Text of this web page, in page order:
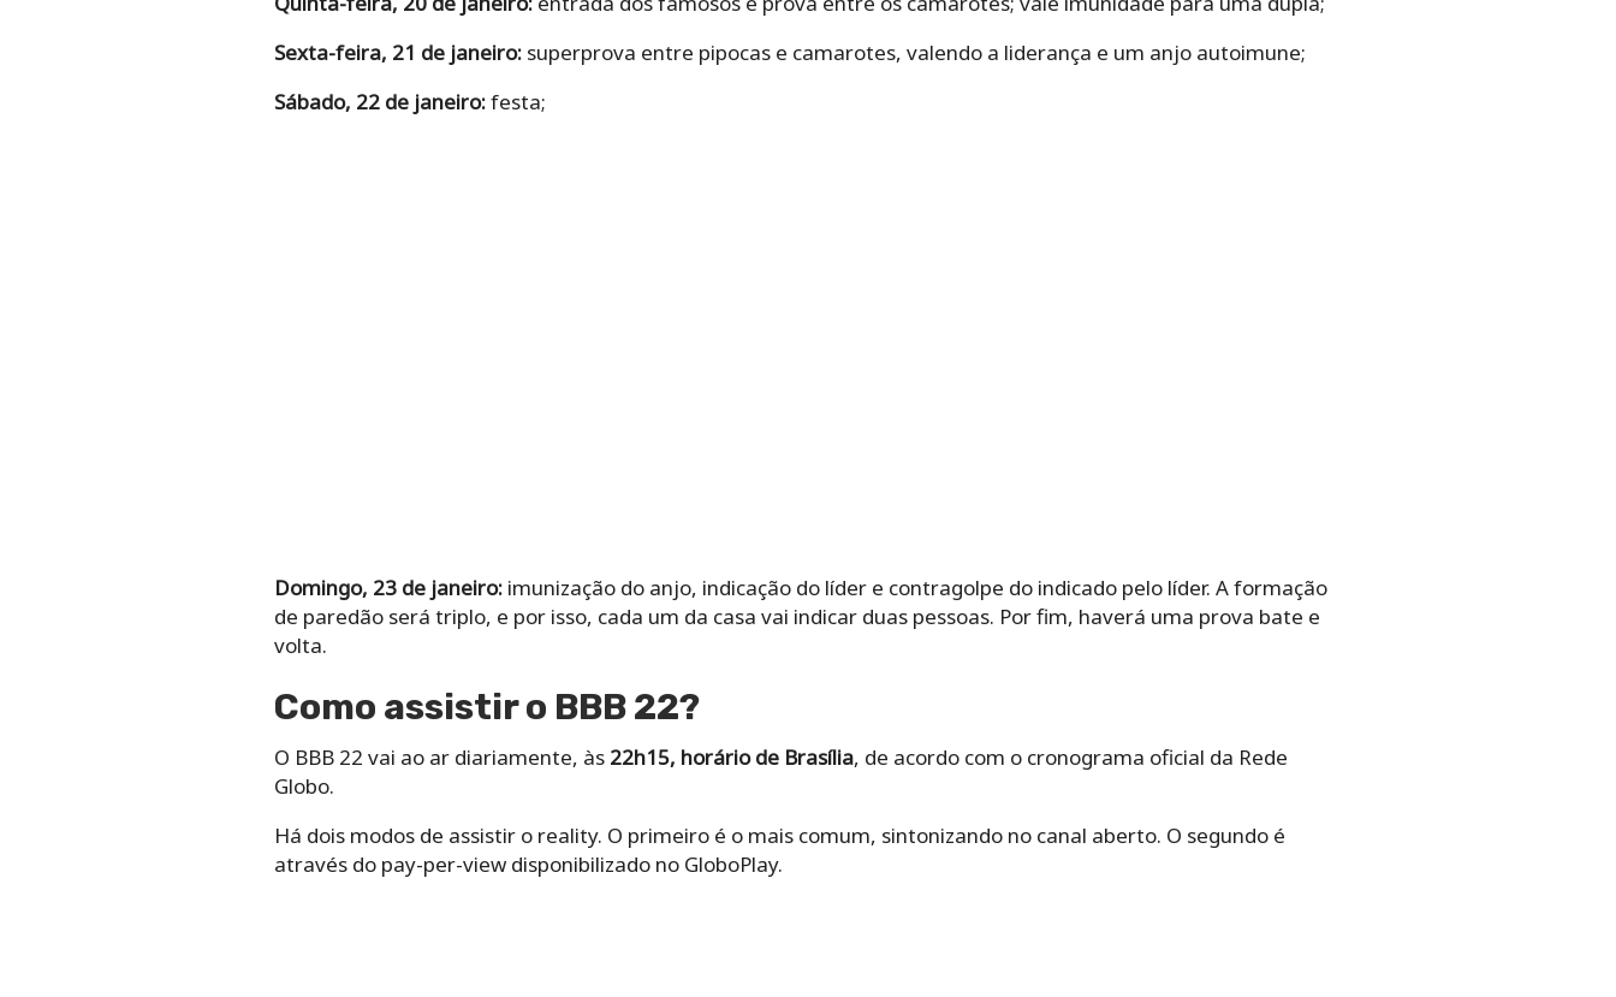
Sexta-feira, 21 de janeiro:superprova entre pipocas e camarotes, valendo a liderança e um anjo autoimune;
Sábado, 22 de janeiro:festa;
Domingo, 23 de janeiro: imunização do anjo, indicação do líder e contragolpe do indicado pelo líder. A formação
de paredão será triplo, e por isso, cada um da casa vai indicar duas pessoas. Por fim, haverá uma prova bate e
volta.
Como assistir o BBB 22?
O BBB 22 vai ao ar diariamente, às 22h15, horário de Brasília, de acordo com o cronograma oficial da Rede
Globo.
Há dois modos de assistir o reality. O primeiro é o mais comum, sintonizando no canal aberto. O segundo é
através do pay-per-view disponibilizado no GloboPlay.